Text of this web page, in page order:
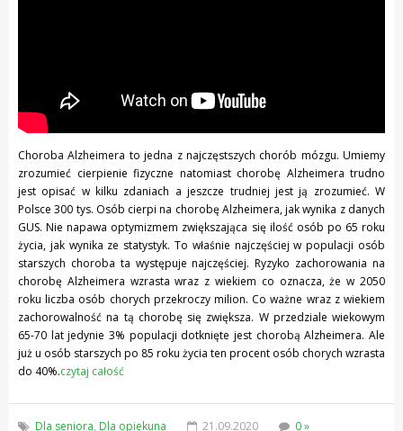
Choroba Alzheimera to jedna z najczęstszych chorób mózgu. Umiemy
zrozumieć cierpienie fizyczne natomiast chorobę Alzheimera trudno
jest opisać w kilku zdaniach a jeszcze trudniej jest ją zrozumieć. W
Polsce 300 tys. Osób cierpi na chorobę Alzheimera, jak wynika z danych
GUS. Nie napawa optymizmem zwiększająca się ilość osób po 65 roku
życia, jak wynika ze statystyk. To właśnie najczęściej w populacji osób
starszych choroba ta występuje najczęściej. Ryzyko zachorowania na
chorobę Alzheimera wzrasta wraz z wiekiem co oznacza, że w 2050
roku liczba osób chorych przekroczy milion. Co ważne wraz z wiekiem
zachorowalność na tą chorobę się zwiększa. W przedziale wiekowym
65-70 lat jedynie 3% populacji dotknięte jest chorobą Alzheimera. Ale
już u osób starszych po 85 roku życia ten procent osób chorych wzrasta
do 40%.czytaj całość
Dla seniora, Dla opiekuna 21.09.2020 0 »